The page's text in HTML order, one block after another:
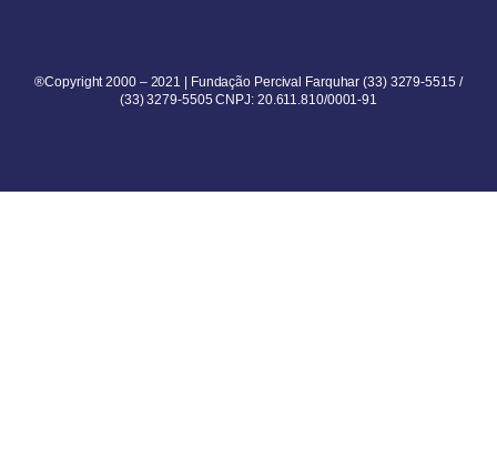
®Copyright 2000 – 2021 | Fundação Percival Farquhar (33) 3279-5515 /
(33) 3279-5505 CNPJ: 20.611.810/0001-91